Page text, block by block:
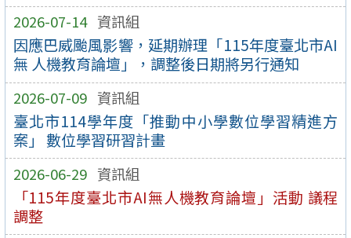
2026-07-14 資訊組
因應巴威颱風影響，延期辦理「115年度臺北市AI
無 人機教育論壇」，調整後日期將另行通知
2026-07-09 資訊組
臺北市114學年度「推動中小學數位學習精進方
案」 數位學習研習計畫
2026-06-29 資訊組
「115年度臺北市AI無人機教育論壇」活動 議程
調整